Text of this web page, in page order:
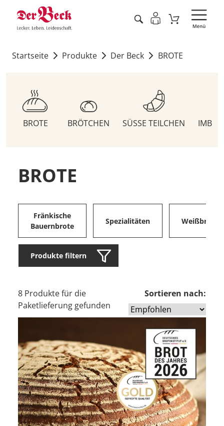
Startseite Produkte Der Beck BROTE
BROTE BRÖTCHEN SÜSSE TEILCHEN
BROTE
Fränkische
Bauernbrote
Spezialitäten Weißbrote
Produkte filtern
8 Produkte für die
Paketlieferung gefunden
Sortieren nach: